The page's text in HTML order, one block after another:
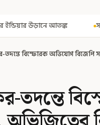
সময়ে পৌঁছায়নি ভবানীপুর ভোট-
বিস্ফোরক অভিযোগ বিজেপি
তদন্তে